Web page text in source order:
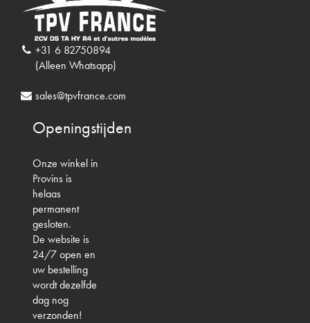
+31 6 82750894
(Alleen Whatsapp)
sales@tpvfrance.com
Openingstijden
Onze winkel in
Provins is
helaas
permanent
gesloten.
De website is
24/7 open en
uw bestelling
wordt dezelfde
dag nog
verzonden!